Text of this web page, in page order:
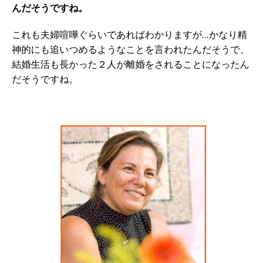
んだそうですね。
これも夫婦喧嘩ぐらいであればわかりますが…かなり精
神的にも追いつめるようなことを言われたんだそうで、
結婚生活も長かった２人が離婚をされることになったん
だそうですね。